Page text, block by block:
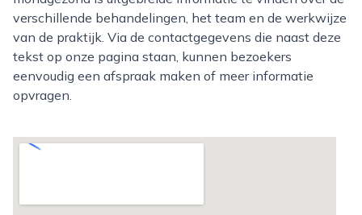
verschillende behandelingen, het team en de werkwijze
van de praktijk. Via de contactgegevens die naast deze
tekst op onze pagina staan, kunnen bezoekers
eenvoudig een afspraak maken of meer informatie
opvragen.